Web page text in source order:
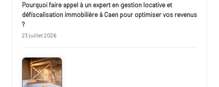
Pourquoi faire appel à un expert en gestion locative et
défiscalisation immobilière à Caen pour optimiser vos revenus
?
23 juillet 2026